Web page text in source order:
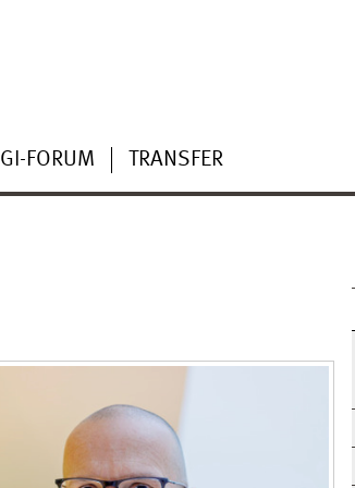
GI-FORUM TRANSFER